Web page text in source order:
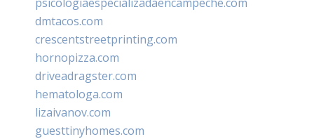
dmtacos.com
crescentstreetprinting.com
hornopizza.com
driveadragster.com
hematologa.com
lizaivanov.com
guesttinyhomes.com